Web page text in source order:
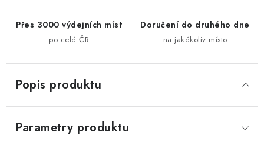
Přes 3000 výdejních míst
po celé ČR
Doručení do druhého dne
na jakékoliv místo
Popis produktu
Parametry produktu